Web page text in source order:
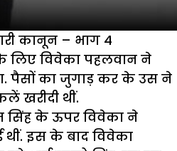
कानून – भाग 4
लिए विवेका पहलवान ने
पैसों का जुगाड़ कर के उस ने
खरीदी थीं.
सिंह के ऊपर विवेका ने
थीं. इस के बाद विवेका